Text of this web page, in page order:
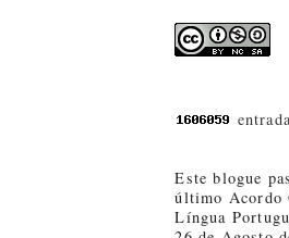
Este blogue
último Acordo
Língua